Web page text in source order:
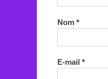
Nom *
E-mail *